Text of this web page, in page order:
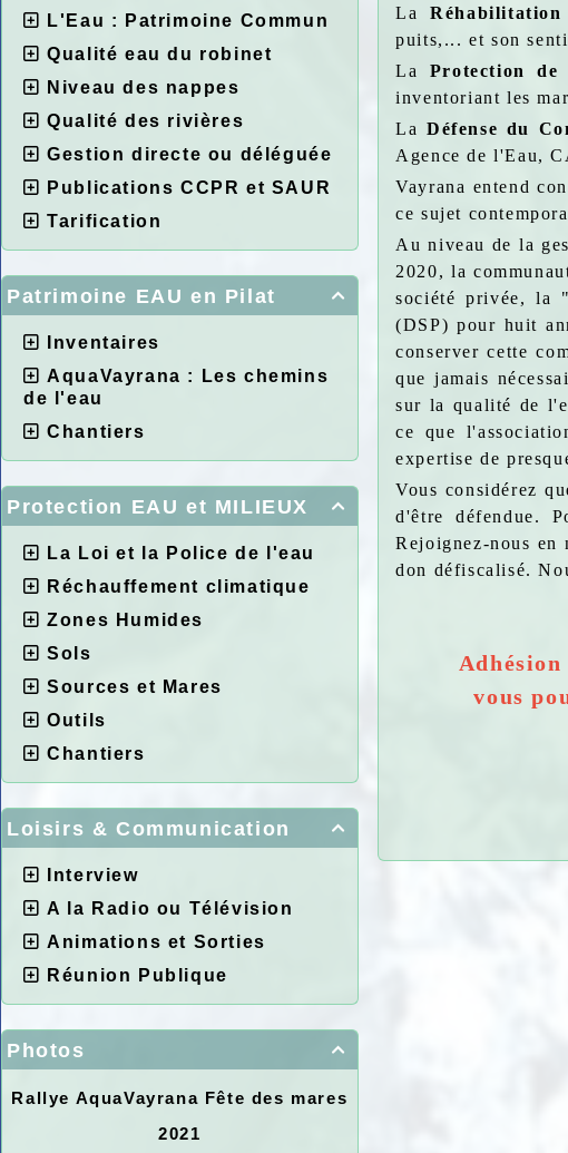
L'Eau : Patrimoine Commun
Qualité eau du robinet
Niveau des nappes
Qualité des rivières
Gestion directe ou déléguée
Publications CCPR et SAUR
Tarification

Patrimoine EAU en Pilat
Inventaires
AquaVayrana : Les chemins
de l'eau
Chantiers

Protection EAU et MILIEUX
La Loi et la Police de l'eau
Réchauffement climatique
Zones Humides
Sols
Sources et Mares
Outils
Chantiers

Loisirs & Communication
Interview
A la Radio ou Télévision
Animations et Sorties
Réunion Publique

Photos
Rallye AquaVayrana Fête des mares
2021
La
puits,... et son
La Protection
inventoriant les
LaDéfense du
Agence de l'Eau,
Vayrana entend
ce sujet
Au niveau de la
2020, la
société privée, la
(DSP) pour huit
conserver cette
que jamais
sur la qualité de
ce que
expertise de
Vous considérez
d'être défendue.
Rejoignez-nous en
don défiscalisé.
vous